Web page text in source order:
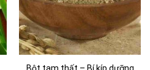
Bột tam thất – Bí kíp dưỡng